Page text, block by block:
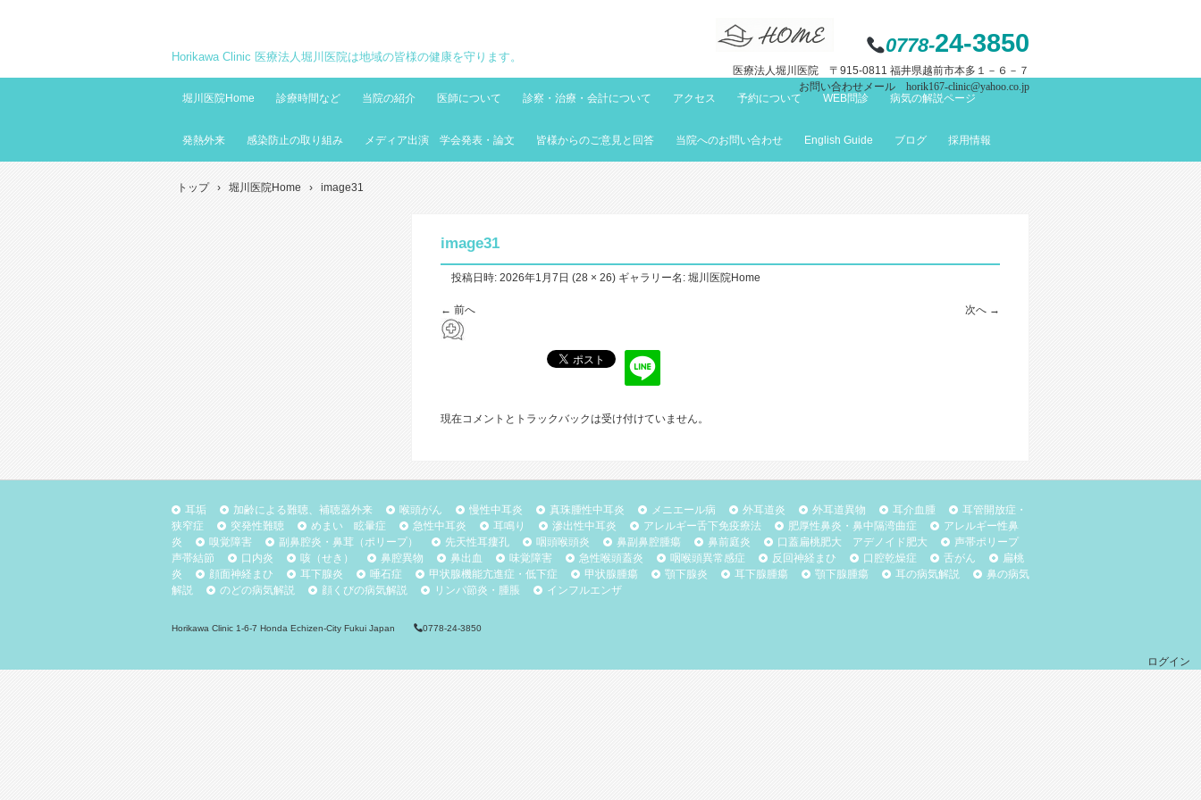
Horikawa Clinic 医療法人堀川医院は地域の皆様の健康を守ります。
0778-24-3850
医療法人堀川医院 〒915-0811 福井県越前市本多１－６－７
お問い合わせメール horik167-clinic@yahoo.co.jp
堀川医院Home
診療時間など 当院の紹介 医師について 診察・治療・会計について アクセス 予約について WEB問診 病気の解説ページ
発熱外来 感染防止の取り組み メディア出演 学会発表・論文 皆様からのご意見と回答 当院へのお問い合わせ English Guide ブログ 採用情報
トップ › 堀川医院Home › image31
image31
投稿日時: 2026年1月7日 (28 × 26) ギャラリー名: 堀川医院Home
← 前へ 次へ →
現在コメントとトラックバックは受け付けていません。
耳垢 加齢による難聴、補聴器外来 喉頭がん 慢性中耳炎 真珠腫性中耳炎 メニエール病 外耳道炎 外耳道異物 耳介血腫
耳管開放症・
狭窄症
突発性難聴 めまい 眩暈症 急性中耳炎 耳鳴り 滲出性中耳炎 アレルギー舌下免疫療法 肥厚性鼻炎・鼻中隔湾曲症
アレルギー性鼻
炎
嗅覚障害 副鼻腔炎・鼻茸（ポリープ） 先天性耳瘻孔 咽頭喉頭炎 鼻副鼻腔腫瘍 鼻前庭炎 口蓋扁桃肥大 アデノイド肥大
声帯ポリープ
声帯結節
口内炎 咳（せき） 鼻腔異物 鼻出血 味覚障害 急性喉頭蓋炎 咽喉頭異常感症 反回神経まひ 口腔乾燥症 舌がん
扁桃
炎
顔面神経まひ 耳下腺炎 唾石症 甲状腺機能亢進症・低下症 甲状腺腫瘍 顎下腺炎 耳下腺腫瘍 顎下腺腫瘍 耳の病気解説
鼻の病気
解説
のどの病気解説 顔くびの病気解説 リンパ節炎・腫脹 インフルエンザ
Horikawa Clinic 1-6-7 Honda Echizen-City Fukui Japan 0778-24-3850
ログイン